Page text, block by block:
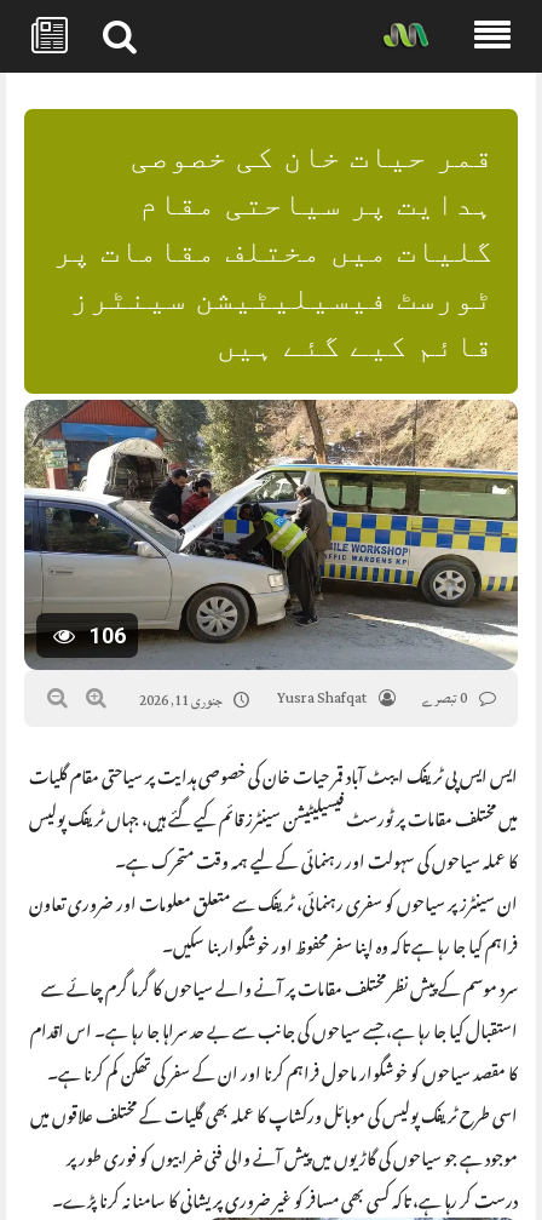
content
قمر حیات خان کی خصوصی
ہدایت پر سیاحتی مقام
گلیات میں مختلف مقامات پر
ٹورسٹ فیسیلیٹیشن سینٹرز
قائم کیے گئے ہیں
106
Yusra Shafqat جنوری 11, 2026
ایس ایس پی ٹریفک ایبٹ آباد قمر حیات خان کی خصوصی ہدایت پر سیاحتی مقام گلیات
میں مختلف مقامات پر ٹورسٹ فیسیلیٹیشن سینٹرز قائم کیے گئے ہیں، جہاں ٹریفک پولیس
کا عملہ سیاحوں کی سہولت اور رہنمائی کے لیے ہمہ وقت متحرک ہے۔
ان سینٹرز پر سیاحوں کو سفری رہنمائی، ٹریفک سے متعلق معلومات اور ضروری تعاون
فراہم کیا جا رہا ہے تاکہ وہ اپنا سفر محفوظ اور خوشگوار بنا سکیں۔
سرد موسم کے پیش نظر مختلف مقامات پر آنے والے سیاحوں کا گرما گرم چائے سے
استقبال کیا جا رہا ہے، جسے سیاحوں کی جانب سے بے حد سراہا جا رہا ہے۔ اس اقدام
کا مقصد سیاحوں کو خوشگوار ماحول فراہم کرنا اور ان کے سفر کی تھکن کم کرنا ہے۔
اسی طرح ٹریفک پولیس کی موبائل ورکشاپ کا عملہ بھی گلیات کے مختلف علاقوں میں
موجود ہے جو سیاحوں کی گاڑیوں میں پیش آنے والی فنی خرابیوں کو فوری طور پر
درست کر رہا ہے، تاکہ کسی بھی مسافر کو غیر ضروری پریشانی کا سامنا نہ کرنا پڑے۔